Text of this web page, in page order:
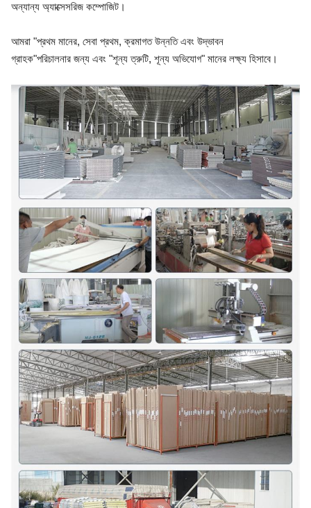
অন্যান্য অ্যাক্সেসরিজ কম্পোজিট।
আমরা "প্রথম মানের, সেবা প্রথম, ক্রমাগত উন্নতি এবং উদ্ভাবন
গ্রাহক"পরিচালনার জন্য এবং "শূন্য ত্রুটি, শূন্য অভিযোগ" মানের লক্ষ্য হিসাবে।